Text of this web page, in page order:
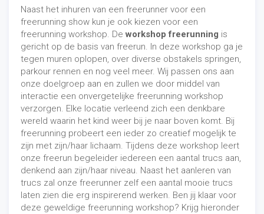
Naast het inhuren van een freerunner voor een
freerunning show kun je ook kiezen voor een
freerunning workshop. De workshop freerunning is
gericht op de basis van freerun. In deze workshop ga je
tegen muren oplopen, over diverse obstakels springen,
parkour rennen en nog veel meer. Wij passen ons aan
onze doelgroep aan en zullen we door middel van
interactie een onvergetelijke freerunning workshop
verzorgen. Elke locatie verleend zich een denkbare
wereld waarin het kind weer bij je naar boven komt. Bij
freerunning probeert een ieder zo creatief mogelijk te
zijn met zijn/haar lichaam. Tijdens deze workshop leert
onze freerun begeleider iedereen een aantal trucs aan,
denkend aan zijn/haar niveau. Naast het aanleren van
trucs zal onze freerunner zelf een aantal mooie trucs
laten zien die erg inspirerend werken. Ben jij klaar voor
deze geweldige freerunning workshop? Krijg hieronder